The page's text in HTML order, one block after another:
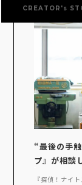
CREATOR's
“最後の手
プ』が相談
『探偵！ナイ